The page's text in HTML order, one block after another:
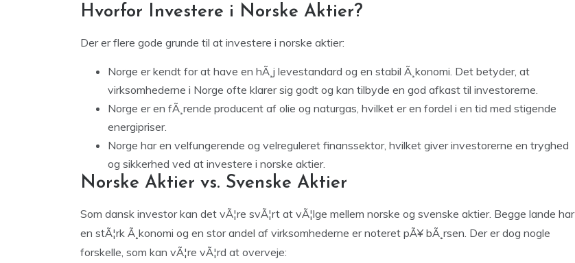
Hvorfor Investere i Norske Aktier?
Der er flere gode grunde til at investere i norske aktier:
Norge er kendt for at have en hÃ¸j levestandard og en stabil Ã¸konomi. Det betyder, at
virksomhederne i Norge ofte klarer sig godt og kan tilbyde en god afkast til investorerne.
Norge er en fÃ¸rende producent af olie og naturgas, hvilket er en fordel i en tid med stigende
energipriser.
Norge har en velfungerende og velreguleret finanssektor, hvilket giver investorerne en tryghed
og sikkerhed ved at investere i norske aktier.
Norske Aktier vs. Svenske Aktier
Som dansk investor kan det vÃ¦re svÃ¦rt at vÃ¦lge mellem norske og svenske aktier. Begge lande har
en stÃ¦rk Ã¸konomi og en stor andel af virksomhederne er noteret pÃ¥ bÃ¸rsen. Der er dog nogle
forskelle, som kan vÃ¦re vÃ¦rd at overveje: